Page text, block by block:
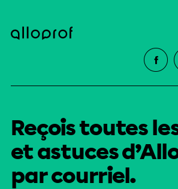
Reçois toutes
et astuces
par courriel.